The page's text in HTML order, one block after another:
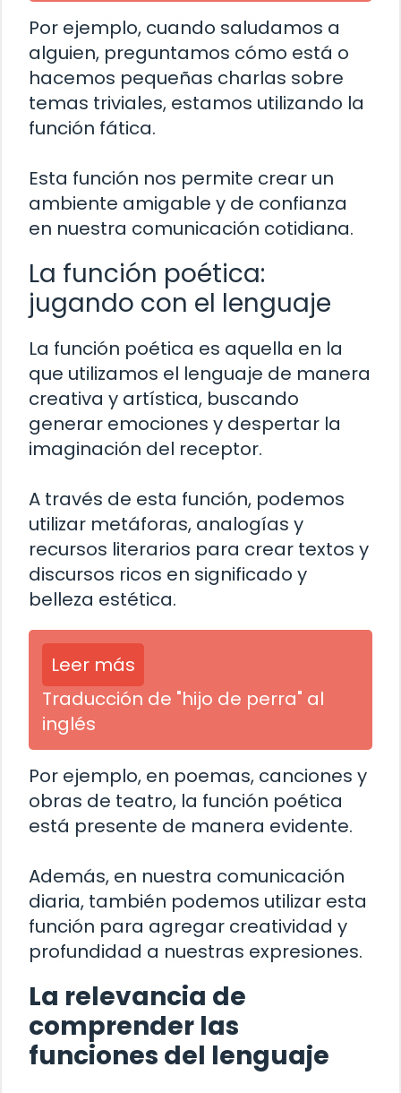
Por ejemplo, cuando saludamos a
alguien, preguntamos cómo está o
hacemos pequeñas charlas sobre
temas triviales, estamos utilizando la
función fática.
Esta función nos permite crear un
ambiente amigable y de confianza
en nuestra comunicación cotidiana.
La función poética:
jugando con el lenguaje
La función poética es aquella en la
que utilizamos el lenguaje de manera
creativa y artística, buscando
generar emociones y despertar la
imaginación del receptor.
A través de esta función, podemos
utilizar metáforas, analogías y
recursos literarios para crear textos y
discursos ricos en significado y
belleza estética.
Leer más
Traducción de "hijo de perra" al
inglés
Por ejemplo, en poemas, canciones y
obras de teatro, la función poética
está presente de manera evidente.
Además, en nuestra comunicación
diaria, también podemos utilizar esta
función para agregar creatividad y
profundidad a nuestras expresiones.
La relevancia de
comprender las
funciones del lenguaje